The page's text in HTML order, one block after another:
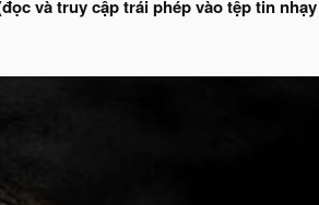
và truy cập trái phép vào tệp tin